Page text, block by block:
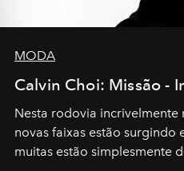
MODA
Calvin Choi: Missão -
Nesta rodovia incrivelmente
novas faixas estão surgindo
muitas estão simplesmente